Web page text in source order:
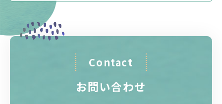
Contact
お問い合わせ